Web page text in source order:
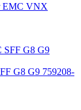
EMC VNX
G8 G9 759208-